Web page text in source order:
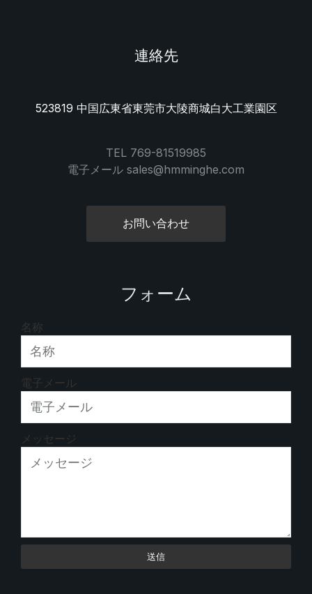
連絡先
523819 中国広東省東莞市大陵商城白大工業園区
TEL 769-81519985
電子メール sales@hmminghe.com
お問い合わせ
フォーム
名称
電子メール
メッセージ
送信